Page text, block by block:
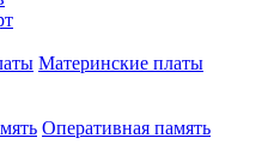
Материнские платы
Оперативная память